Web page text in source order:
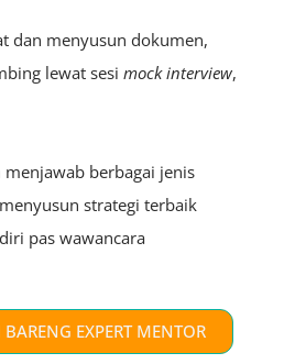
dan menyusun dokumen,
lewat sesi mock interview,
menjawab berbagai jenis
strategi terbaik
pas wawancara
EXPERT MENTOR